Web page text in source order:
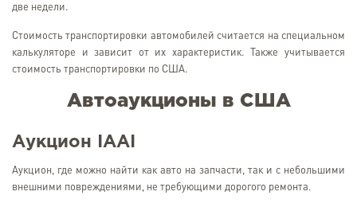
две недели.
Стоимость транспортировки автомобилей считается на специальном
калькуляторе и зависит от их характеристик. Также учитывается
стоимость транспортировки по США.
Автоаукционы в США
Аукцион IAAI
Аукцион, где можно найти как авто на запчасти, так и с небольшими
внешними повреждениями, не требующими дорогого ремонта.